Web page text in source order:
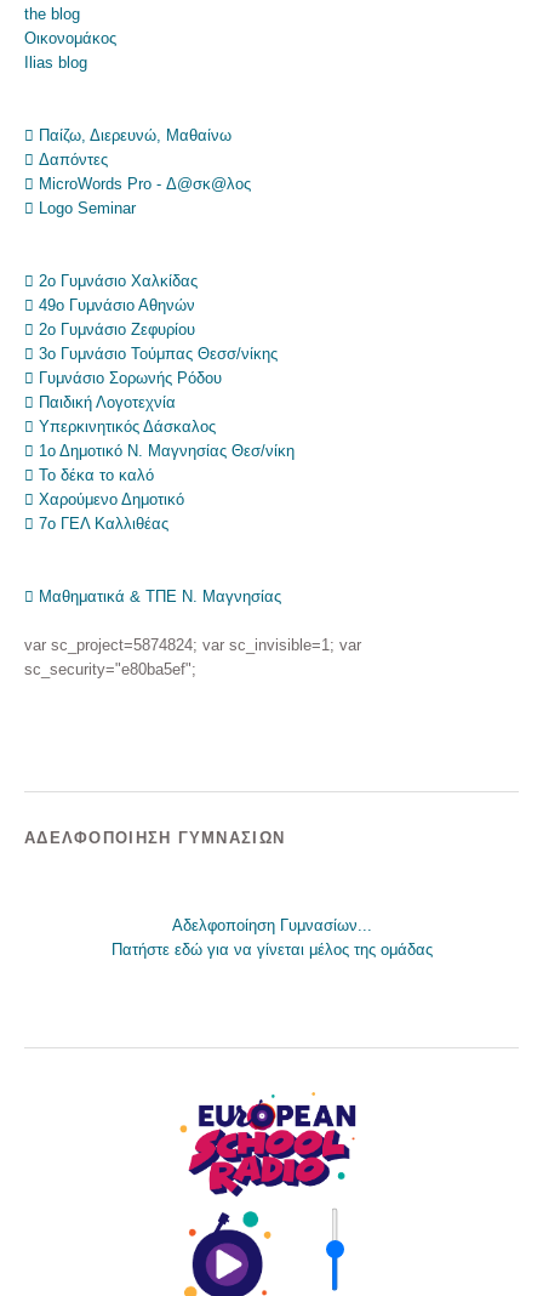
the blog
Οικονομάκος
Ilias blog
 Παίζω, Διερευνώ, Μαθαίνω
 Δαπόντες
 MicroWords Pro - Δ@σκ@λος
 Logo Seminar
 2ο Γυμνάσιο Χαλκίδας
 49ο Γυμνάσιο Αθηνών
 2ο Γυμνάσιο Ζεφυρίου
 3ο Γυμνάσιο Τούμπας Θεσσ/νίκης
 Γυμνάσιο Σορωνής Ρόδου
 Παιδική Λογοτεχνία
 Υπερκινητικός Δάσκαλος
 1ο Δημοτικό Ν. Μαγνησίας Θεσ/νίκη
 Το δέκα το καλό
 Χαρούμενο Δημοτικό
 7ο ΓΕΛ Καλλιθέας
 Μαθηματικά & ΤΠΕ Ν. Μαγνησίας
var sc_project=5874824; var sc_invisible=1; var
sc_security="e80ba5ef";
ΑΔΕΛΦΟΠΟΊΗΣΗ ΓΥΜΝΑΣΊΩΝ
Αδελφοποίηση Γυμνασίων...
Πατήστε εδώ για να γίνεται μέλος της ομάδας